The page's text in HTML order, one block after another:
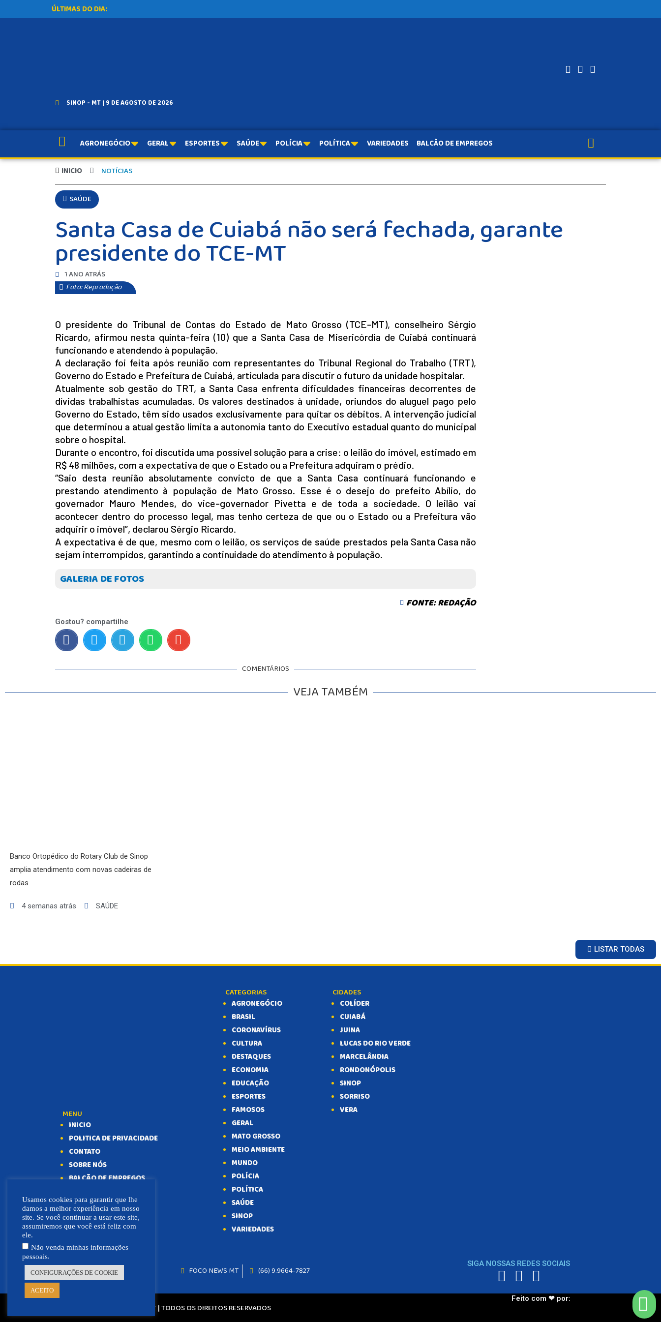
ÚLTIMAS DO DIA:
SINOP - MT | 9 DE AGOSTO DE 2026
AGRONEGÓCIO GERAL ESPORTES SAÚDE POLÍCIA POLÍTICA VARIEDADES BALCÃO DE EMPREGOS
INICIO NOTÍCIAS
SAÚDE
Santa Casa de Cuiabá não será fechada, garante
presidente do TCE-MT
1 ANO ATRÁS
Foto: Reprodução
O presidente do Tribunal de Contas do Estado de Mato Grosso (TCE-MT), conselheiro Sérgio
Ricardo, afirmou nesta quinta-feira (10) que a Santa Casa de Misericórdia de Cuiabá continuará
funcionando e atendendo à população.
A declaração foi feita após reunião com representantes do Tribunal Regional do Trabalho (TRT),
Governo do Estado e Prefeitura de Cuiabá, articulada para discutir o futuro da unidade hospitalar.
Atualmente sob gestão do TRT, a Santa Casa enfrenta dificuldades financeiras decorrentes de
dívidas trabalhistas acumuladas. Os valores destinados à unidade, oriundos do aluguel pago pelo
Governo do Estado, têm sido usados exclusivamente para quitar os débitos. A intervenção judicial
que determinou a atual gestão limita a autonomia tanto do Executivo estadual quanto do municipal
sobre o hospital.
Durante o encontro, foi discutida uma possível solução para a crise: o leilão do imóvel, estimado em
R$ 48 milhões, com a expectativa de que o Estado ou a Prefeitura adquiram o prédio.
“Saio desta reunião absolutamente convicto de que a Santa Casa continuará funcionando e
prestando atendimento à população de Mato Grosso. Esse é o desejo do prefeito Abílio, do
governador Mauro Mendes, do vice-governador Pivetta e de toda a sociedade. O leilão vai
acontecer dentro do processo legal, mas tenho certeza de que ou o Estado ou a Prefeitura vão
adquirir o imóvel”, declarou Sérgio Ricardo.
A expectativa é de que, mesmo com o leilão, os serviços de saúde prestados pela Santa Casa não
sejam interrompidos, garantindo a continuidade do atendimento à população.
GALERIA DE FOTOS
FONTE: REDAÇÃO
Gostou? compartilhe
COMENTÁRIOS
VEJA TAMBÉM
Banco Ortopédico do Rotary Club de Sinop
amplia atendimento com novas cadeiras de
rodas
4 semanas atrás SAÚDE
LISTAR TODAS
MENU
INICIO
POLITICA DE PRIVACIDADE
CONTATO
SOBRE NÓS
BALCÃO DE EMPREGOS
CATEGORIAS
AGRONEGÓCIO
BRASIL
CORONAVÍRUS
CULTURA
DESTAQUES
ECONOMIA
EDUCAÇÃO
ESPORTES
FAMOSOS
GERAL
MATO GROSSO
MEIO AMBIENTE
MUNDO
POLÍCIA
POLÍTICA
SAÚDE
SINOP
VARIEDADES
CIDADES
COLÍDER
CUIABÁ
JUINA
LUCAS DO RIO VERDE
MARCELÂNDIA
RONDONÓPOLIS
SINOP
SORRISO
VERA
FOCO NEWS MT (66) 9.9664-7827
SIGA NOSSAS REDES SOCIAIS
© 2021 - 2026 - FOCO NEWS MT | TODOS OS DIREITOS RESERVADOS
Feito com ❤ por:
Usamos cookies para garantir que lhe
damos a melhor experiência em nosso
site. Se você continuar a usar este site,
assumiremos que você está feliz com
ele.
Não venda minhas informações
pessoais.
CONFIGURAÇÕES DE COOKIE
ACEITO